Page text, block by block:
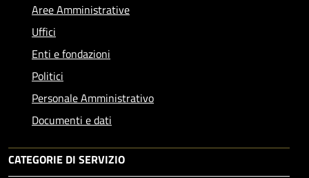
Aree Amministrative
Uffici
Enti e fondazioni
Politici
Personale Amministrativo
Documenti e dati
CATEGORIE DI SERVIZIO